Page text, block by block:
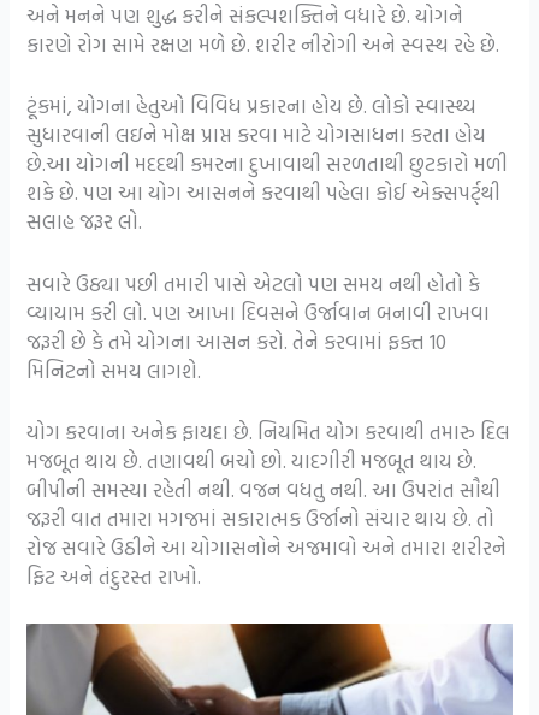
અને મનને પણ શુદ્ધ કરીને સંકલ્પશક્તિને વધારે છે. યોગને
કારણે રોગ સામે રક્ષણ મળે છે. શરીર નીરોગી અને સ્વસ્થ રહે છે.
ટૂંકમાં, યોગના હેતુઓ વિવિધ પ્રકારના હોય છે. લોકો સ્વાસ્થ્ય
સુધારવાની લઇને મોક્ષ પ્રાપ્ત કરવા માટે યોગસાધના કરતા હોય
છે.આ યોગની મદદથી કમરના દુખાવાથી સરળતાથી છુટકારો મળી
શકે છે. પણ આ યોગ આસનને કરવાથી પહેલા કોઈ એક્સપર્ટ્થી
સલાહ જરૂર લો.
સવારે ઉઠ્યા પછી તમારી પાસે એટલો પણ સમય નથી હોતો કે
વ્યાયામ કરી લો. પણ આખા દિવસને ઉર્જાવાન બનાવી રાખવા
જરૂરી છે કે તમે યોગના આસન કરો. તેને કરવામાં ફક્ત 10
મિનિટનો સમય લાગશે.
યોગ કરવાના અનેક ફાયદા છે. નિયમિત યોગ કરવાથી તમારુ દિલ
મજબૂત થાય છે. તણાવથી બચો છો. યાદગીરી મજબૂત થાય છે.
બીપીની સમસ્યા રહેતી નથી. વજન વધતુ નથી. આ ઉપરાંત સૌથી
જરૂરી વાત તમારા મગજમાં સકારાત્મક ઉર્જાનો સંચાર થાય છે. તો
રોજ સવારે ઉઠીને આ યોગાસનોને અજમાવો અને તમારા શરીરને
ફિટ અને તંદુરસ્ત રાખો.